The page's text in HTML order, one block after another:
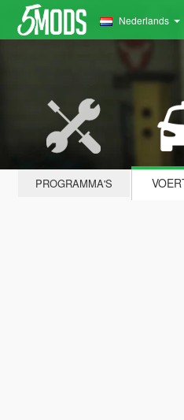
Nederlands
PROGRAMMA'S